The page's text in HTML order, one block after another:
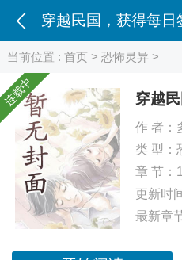
当前位置 :首页 >恐怖灵异 >
连载中 穿越
作 者：
类 型：
章 节：
更新时
最新章
穿越民国，获得每日